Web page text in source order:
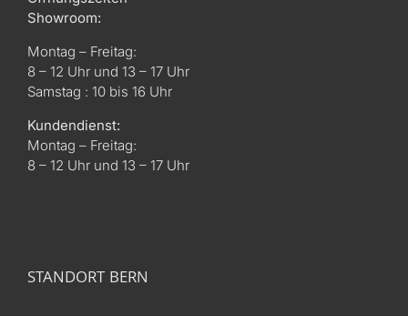
Showroom:
Montag – Freitag:
8 – 12 Uhr und 13 – 17 Uhr
Samstag : 10 bis 16 Uhr
Kundendienst:
Montag – Freitag:
8 – 12 Uhr und 13 – 17 Uhr
STANDORT BERN